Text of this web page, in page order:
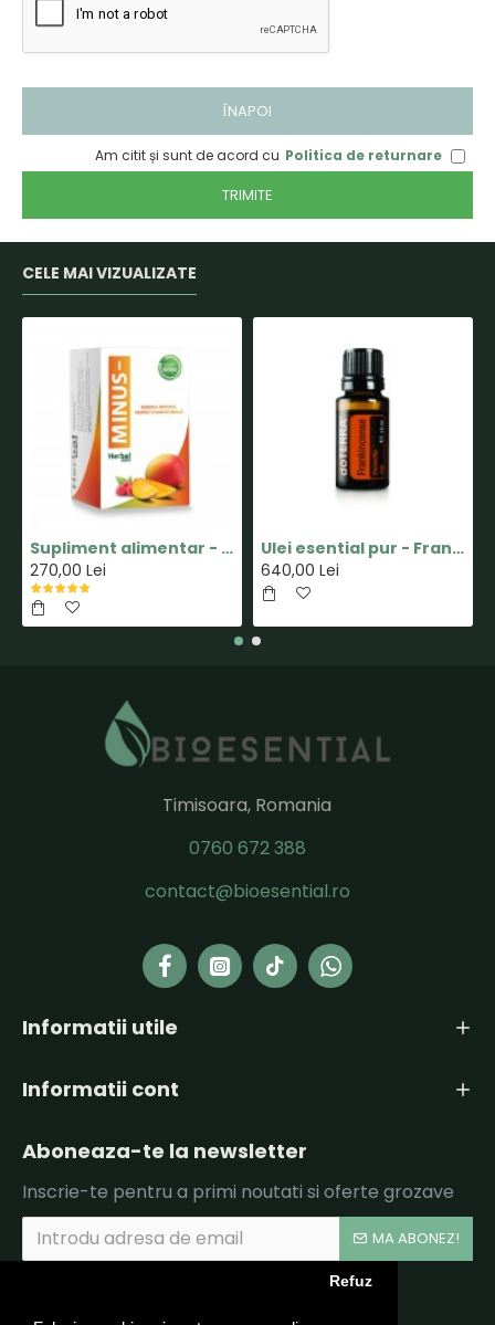
Refuz
ÎNAPOI
Am citit și sunt de acord cu Politica de returnare
TRIMITE
CELE MAI VIZUALIZATE
Supliment alimentar - Capsula MINUS - Pastile pentru Slabit 100% Naturale - Herbal New Life
270,00 Lei
Ulei esential pur - Frankincense(Tamaie) - 15ml - doTERRA
640,00 Lei
Timisoara, Romania
0760 672 388
contact@bioesential.ro
Informatii utile
Informatii cont
Aboneaza-te la newsletter
Inscrie-te pentru a primi noutati si oferte grozave
MA ABONEZ!